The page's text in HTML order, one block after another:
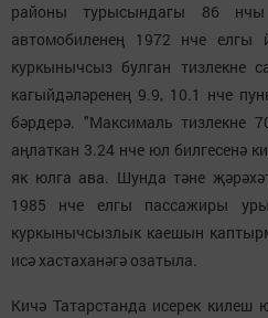
районы турысындагы 86
автомобиленең 1972 нче елгы
куркынычсыз булган
кагыйдәләренең 9.9, 10.1 нче
бәрдерә. "Максималь тизлекне
аңлаткан 3.24 нче юл билгесенә
як юлга ава. Шунда тәне
1985 нче елгы пассажиры
куркынычсызлык каешын
исә хастаханәгә озатыла.
Кичә Татарстанда исерек килеш